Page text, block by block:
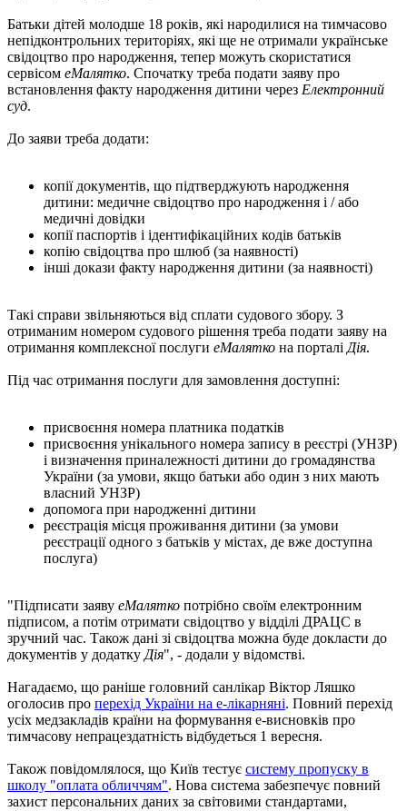
Батьки дітей молодше 18 років, які народилися на тимчасово
непідконтрольних територіях, які ще не отримали українське
свідоцтво про народження, тепер можуть скористатися
сервісом еМалятко. Спочатку треба подати заяву про
встановлення факту народження дитини через Електронний
суд.
До заяви треба додати:
копії документів, що підтверджують народження
дитини: медичне свідоцтво про народження і / або
медичні довідки
копії паспортів і ідентифікаційних кодів батьків
копію свідоцтва про шлюб (за наявності)
інші докази факту народження дитини (за наявності)
Такі справи звільняються від сплати судового збору. З
отриманим номером судового рішення треба подати заяву на
отримання комплексної послуги еМалятко на порталі Дія.
Під час отримання послуги для замовлення доступні:
присвоєння номера платника податків
присвоєння унікального номера запису в реєстрі (УНЗР)
і визначення приналежності дитини до громадянства
України (за умови, якщо батьки або один з них мають
власний УНЗР)
допомога при народженні дитини
реєстрація місця проживання дитини (за умови
реєстрації одного з батьків у містах, де вже доступна
послуга)
"Підписати заяву еМалятко потрібно своїм електронним
підписом, а потім отримати свідоцтво у відділі ДРАЦС в
зручний час. Також дані зі свідоцтва можна буде докласти до
документів у додатку Дія", - додали у відомстві.
Нагадаємо, що раніше головний санлікар Віктор Ляшко
оголосив про перехід України на е-лікарняні. Повний перехід
усіх медзакладів країни на формування е-висновків про
тимчасову непрацездатність відбудеться 1 вересня.
Також повідомлялося, що Київ тестує систему пропуску в
школу "оплата обличчям". Нова система забезпечує повний
захист персональних даних за світовими стандартами,